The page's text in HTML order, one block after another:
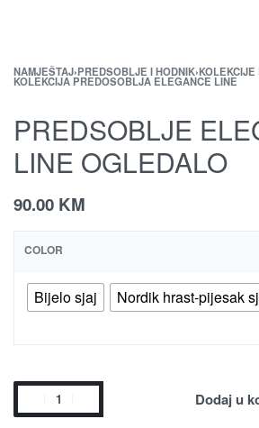
NAMJEŠTAJ›PREDSOBLJE I HODNIK›
KOLEKCIJA PREDOSOBLJA ELEGANCE LINE
PREDSOBLJE
LINE OGLEDALO
90.00 KM
COLOR
Bijelo sjaj Nordik hrast-pijesak
Dodaj u